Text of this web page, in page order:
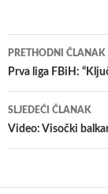
Navigacija
članaka
PRETHODNI ČLANAK
Prva liga FBiH:
SLJEDEĆI ČLANAK
Video: Visočki